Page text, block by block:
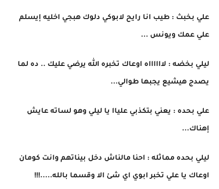
علي بخبث : طيب انا رايح لابوكي دلوك هبجي اخليه إيسلم
علي عمك ويونس ...
ليلي بخضه : لااااااه اوعاك تخبره الله يرضي عليك .. ده لما
يصدج هيشيع يجبها طوالي...
علي بحده : يعني بتكذبي علياا يا ليلي وهو لساته عايش
إهناك...
ليلي بحده مماثله : احنا مالناش دخل بيناتهم وانت كومان
اوعاك يا علي تخبر ابوي اي شئ الا وقسما بالله.....!!!